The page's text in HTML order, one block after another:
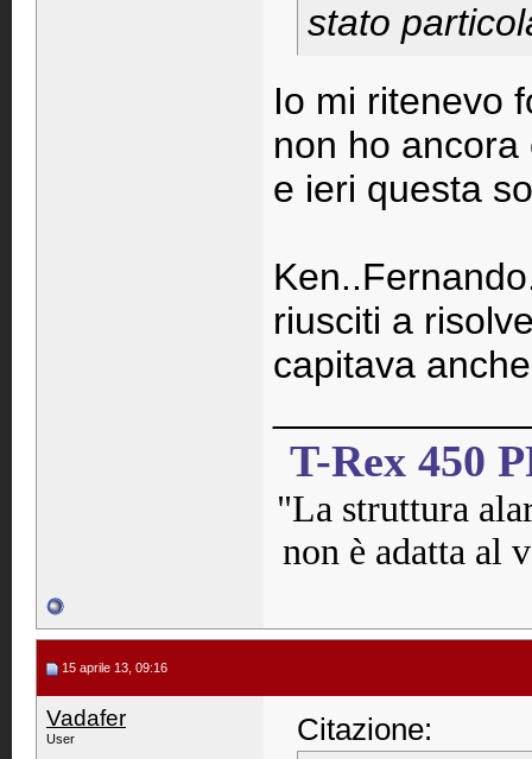
stato
Io mi ritenevo
non ho
e ieri questa
riusciti a
capitava
T-Rex 450
"La struttura
non è adatta al
15 aprile 13, 09:16
Vadafer
User
Citazione: